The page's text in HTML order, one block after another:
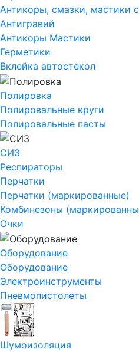
Антикоры, смазки,
Антигравий
Антикоры Мастики
Герметики
Вклейка автостекол
Полировка
Полировальные круги
Полировальные пасты
СИЗ
Респираторы
Перчатки
Перчатки (маркированные)
Комбинезоны
Очки
Оборудование
Оборудование
Электроинструменты
Пневмопистолеты
Шумоизоляция